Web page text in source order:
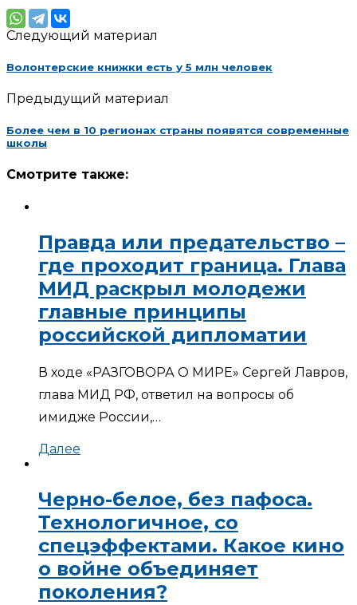
Следующий материал
Волонтерские книжки есть у 5 млн человек
Предыдущий материал
Более чем в 10 регионах страны появятся современные
школы
Смотрите также:
Правда или предательство –
где проходит граница. Глава
МИД раскрыл молодежи
главные принципы
российской дипломатии
В ходе «РАЗГОВОРА О МИРЕ» Сергей Лавров,
глава МИД РФ, ответил на вопросы об
имидже России,…
Далее
Черно-белое, без пафоса.
Технологичное, со
спецэффектами. Какое кино
о войне объединяет
поколения?